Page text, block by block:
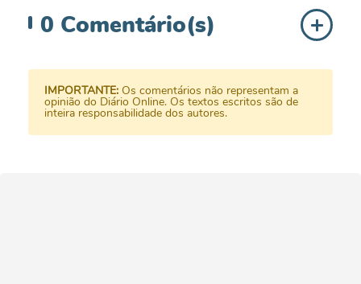
0 Comentário(s)
IMPORTANTE: Os comentários não representam a
opinião do Diário Online. Os textos escritos são de
inteira responsabilidade dos autores.